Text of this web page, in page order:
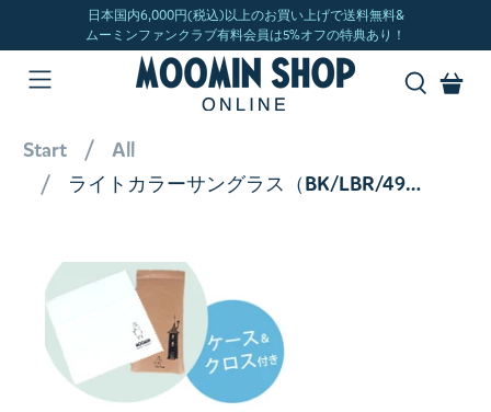
Start
All
ライトカラーサングラス（BK/LBR/49）MU002-1